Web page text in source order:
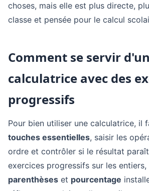
choses, mais elle est plus directe,
classe et pensée pour le calcul
Comment se servir
calculatrice avec des
progressifs
Pour bien utiliser une calculatrice, il
touches essentielles, saisir les
ordre et contrôler si le résultat
exercices progressifs sur les entiers,
parenthèses et pourcentage